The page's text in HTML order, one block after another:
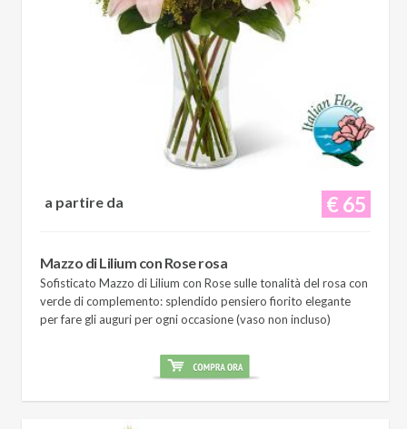
€ 65
a partire da
Mazzo di Lilium con Rose rosa
Sofisticato Mazzo di Lilium con Rose sulle tonalità del rosa con
verde di complemento: splendido pensiero fiorito elegante
per fare gli auguri per ogni occasione (vaso non incluso)